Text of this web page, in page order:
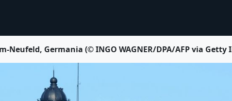
Neufeld, Germania (© INGO WAGNER/DPA/AFP via